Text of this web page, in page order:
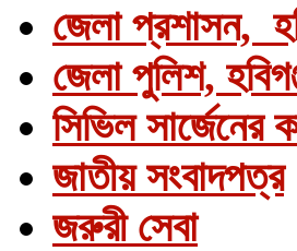
জেলা প্রশাসন,
জেলা পুলিশ,
সিভিল সার্জেনের
জাতীয় সংবাদপত্র
জরুরী সেবা